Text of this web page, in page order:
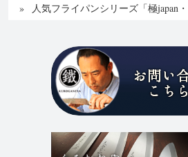
人気フライパンシリーズ「極japan・